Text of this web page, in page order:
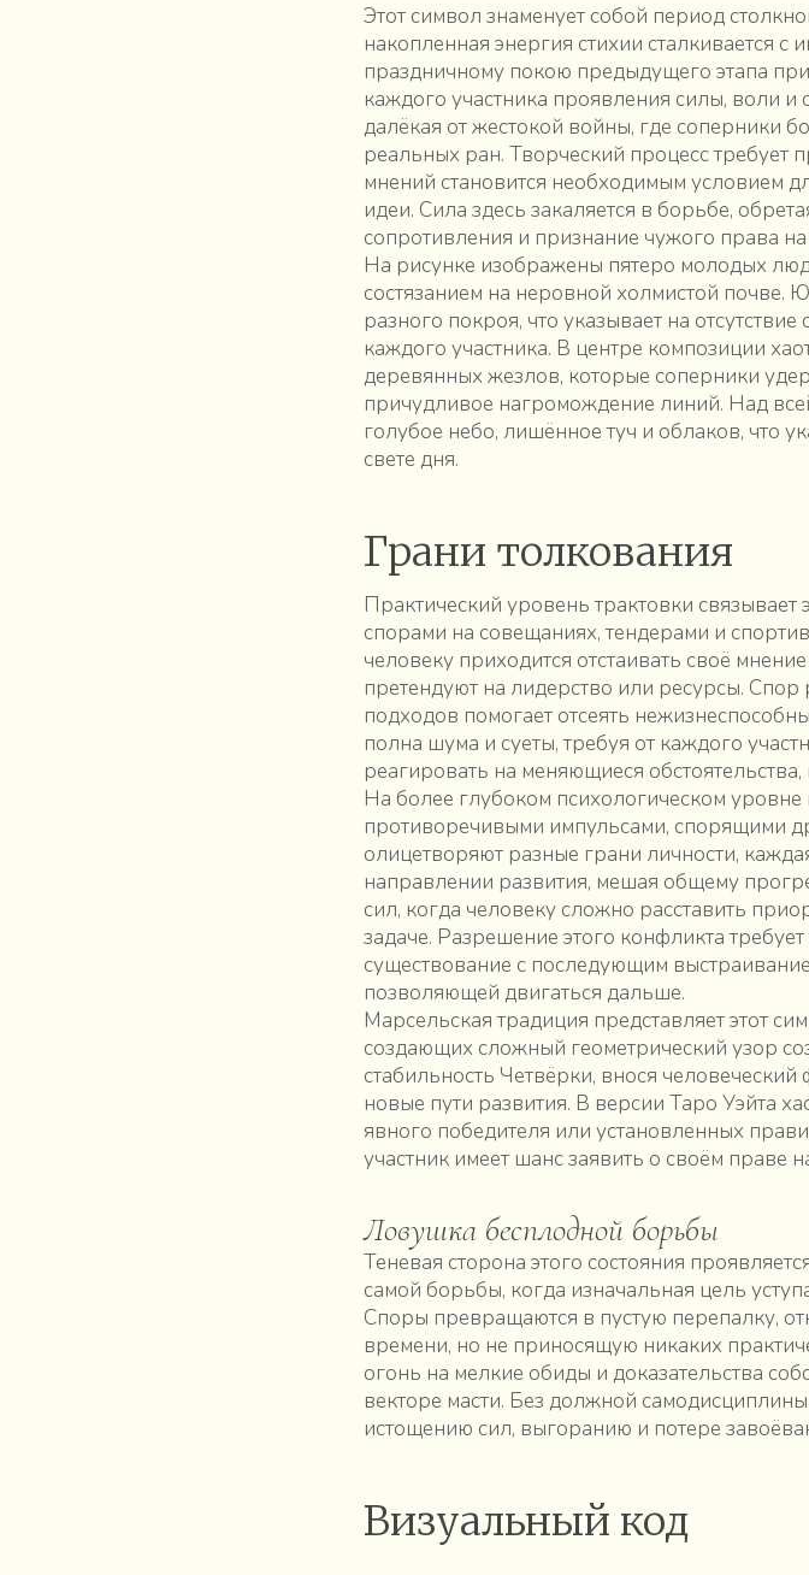
Этот символ знаменует собой период
накопленная энергия стихии сталкивается
праздничному покою предыдущего этапа
каждого участника проявления силы, воли и
далёкая от жестокой войны, где соперники
реальных ран. Творческий процесс требует
мнений становится необходимым условием
идеи. Сила здесь закаляется в борьбе,
сопротивления и признание чужого права
На рисунке изображены пятеро молодых
состязанием на неровной холмистой
разного покроя, что указывает на
каждого участника. В центре композиции
деревянных жезлов, которые соперники
причудливое нагромождение линий. Над
голубое небо, лишённое туч и облаков, что
свете дня.
Грани толкования
Практический уровень трактовки
спорами на совещаниях, тендерами и
человеку приходится отстаивать своё
претендуют на лидерство или ресурсы.
подходов помогает отсеять
полна шума и суеты, требуя от каждого
реагировать на меняющиеся
На более глубоком психологическом
противоречивыми импульсами, спорящими
олицетворяют разные грани личности,
направлении развития, мешая общему
сил, когда человеку сложно расставить
задаче. Разрешение этого конфликта
существование с последующим
позволяющей двигаться дальше.
Марсельская традиция представляет этот
создающих сложный геометрический узор
стабильность Четвёрки, внося
новые пути развития. В версии Таро Уэйта
явного победителя или установленных
участник имеет шанс заявить о своём праве
Ловушка бесплодной борьбы
Теневая сторона этого состояния
самой борьбы, когда изначальная цель
Споры превращаются в пустую перепалку,
времени, но не приносящую никаких
огонь на мелкие обиды и доказательства
векторе масти. Без должной
истощению сил, выгоранию и потере
Визуальный код